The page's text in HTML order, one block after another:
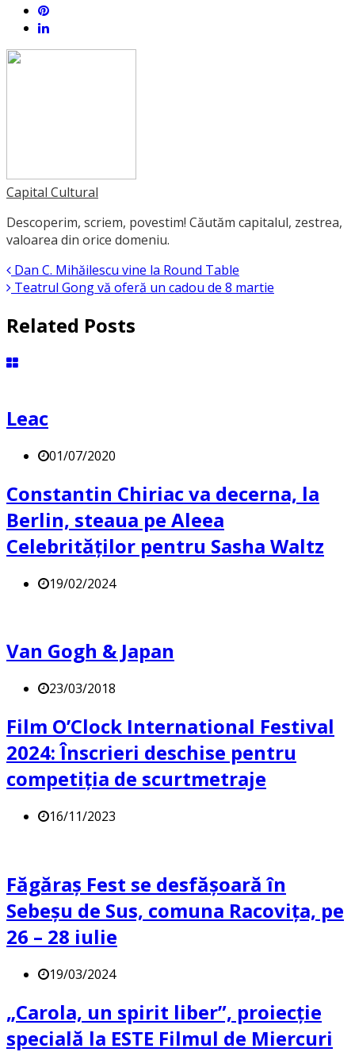
Capital Cultural
Descoperim, scriem, povestim! Căutăm capitalul, zestrea,
valoarea din orice domeniu.
Dan C. Mihăilescu vine la Round Table
Teatrul Gong vă oferă un cadou de 8 martie
Related Posts
Leac
01/07/2020
Constantin Chiriac va decerna, la
Berlin, steaua pe Aleea
Celebrităților pentru Sasha Waltz
19/02/2024
Van Gogh & Japan
23/03/2018
Film O’Clock International Festival
2024: Înscrieri deschise pentru
competiția de scurtmetraje
16/11/2023
Făgăraș Fest se desfășoară în
Sebeșu de Sus, comuna Racovița, pe
26 – 28 iulie
19/03/2024
„Carola, un spirit liber”, proiecție
specială la ESTE Filmul de Miercuri